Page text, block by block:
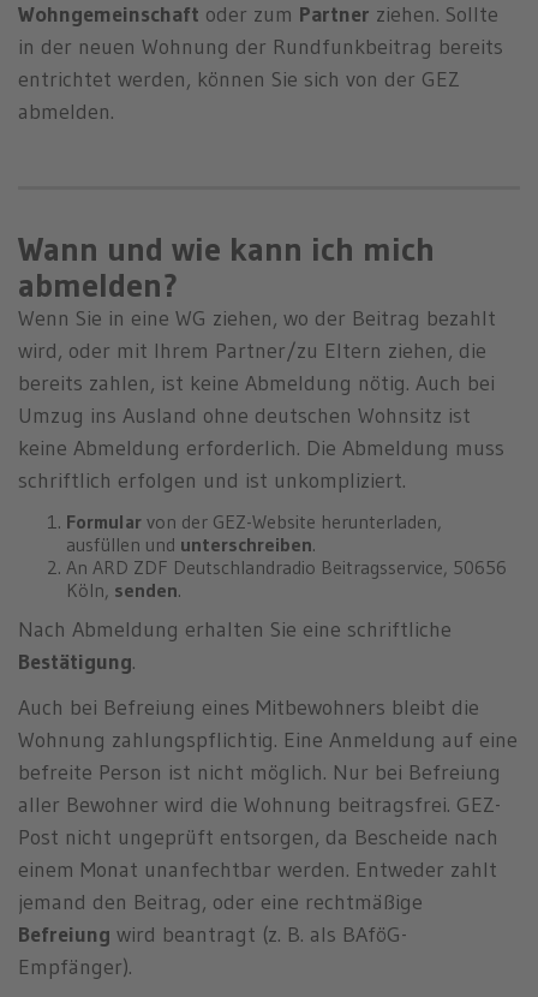
Wohngemeinschaft oder zum Partner ziehen. Sollte
in der neuen Wohnung der Rundfunkbeitrag bereits
entrichtet werden, können Sie sich von der GEZ
abmelden.
Wann und wie kann ich mich
abmelden?
Wenn Sie in eine WG ziehen, wo der Beitrag bezahlt
wird, oder mit Ihrem Partner/zu Eltern ziehen, die
bereits zahlen, ist keine Abmeldung nötig. Auch bei
Umzug ins Ausland ohne deutschen Wohnsitz ist
keine Abmeldung erforderlich. Die Abmeldung muss
schriftlich erfolgen und ist unkompliziert.
Formular von der GEZ-Website herunterladen,
ausfüllen und unterschreiben.
An ARD ZDF Deutschlandradio Beitragsservice, 50656
Köln, senden.
Nach Abmeldung erhalten Sie eine schriftliche
Bestätigung.
Auch bei Befreiung eines Mitbewohners bleibt die
Wohnung zahlungspflichtig. Eine Anmeldung auf eine
befreite Person ist nicht möglich. Nur bei Befreiung
aller Bewohner wird die Wohnung beitragsfrei. GEZ-
Post nicht ungeprüft entsorgen, da Bescheide nach
einem Monat unanfechtbar werden. Entweder zahlt
jemand den Beitrag, oder eine rechtmäßige
Befreiung wird beantragt (z. B. als BAföG-
Empfänger).